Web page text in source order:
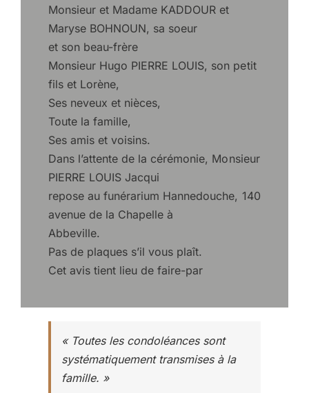
Monsieur et Madame KADDOUR et
Maryse BOHNOUN, sa soeur
et son beau-frère
Monsieur Hugo PIERRE LOUIS, son petit
fils et Lorène,
Ses neveux et nièces,
Toute la famille,
Ses amis et voisins.
Dans l’attente de la cérémonie, Monsieur
PIERRE LOUIS Jacqui
repose au funérarium Hannedouche, 140
avenue de la Chapelle à
Abbeville.
Pas de plaques s’il vous plaît.
Cet avis tient lieu de faire-par
« Toutes les condoléances sont
systématiquement transmises à la
famille. »